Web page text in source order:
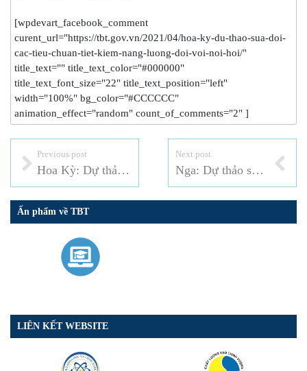
[wpdevart_facebook_comment
curent_url="https://tbt.gov.vn/2021/04/hoa-ky-du-thao-sua-doi-
cac-tieu-chuan-tiet-kiem-nang-luong-doi-voi-noi-hoi/"
title_text="" title_text_color="#000000"
title_text_font_size="22" title_text_position="left"
width="100%" bg_color="#CCCCCC"
animation_effect="random" count_of_comments="2" ]
Previous post
Hoa Kỳ: Dự thảo Tiêu chuẩn về tính dễ cháy của đồ nội thất bọc da
Next post
Nga: Dự thảo sửa đổi quy định kỹ thuật của Liên minh thuế quan về an toàn đóng gói (CU TR 005/2011)
Ấn phẩm về TBT
LIÊN KẾT WEBSITE